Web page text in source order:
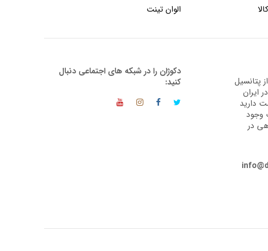
الوان تینت
پتانسیل
ایران
دارید
زیبا برای انتخاب وجود
در
دکوژان را در شبکه های اجتماعی دنبال
کنید: